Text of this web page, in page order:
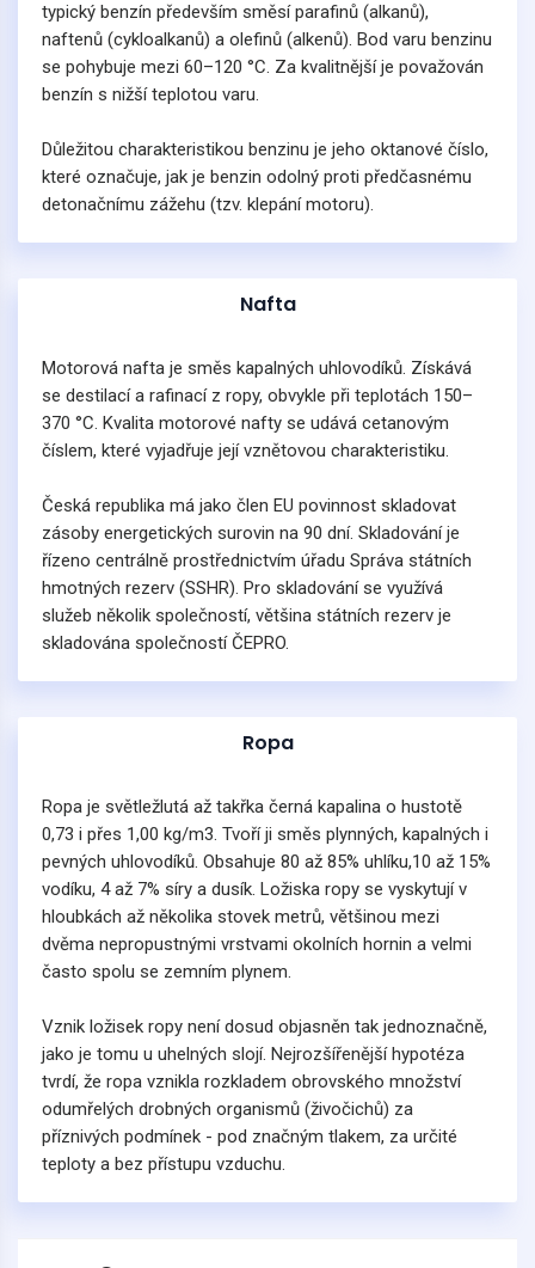
typický benzín především směsí parafinů (alkanů),
naftenů (cykloalkanů) a olefinů (alkenů). Bod varu benzinu
se pohybuje mezi 60–120 °C. Za kvalitnější je považován
benzín s nižší teplotou varu.
Důležitou charakteristikou benzinu je jeho oktanové číslo,
které označuje, jak je benzin odolný proti předčasnému
detonačnímu zážehu (tzv. klepání motoru).
Nafta
Motorová nafta je směs kapalných uhlovodíků. Získává
se destilací a rafinací z ropy, obvykle při teplotách 150–
370 °C. Kvalita motorové nafty se udává cetanovým
číslem, které vyjadřuje její vznětovou charakteristiku.
Česká republika má jako člen EU povinnost skladovat
zásoby energetických surovin na 90 dní. Skladování je
řízeno centrálně prostřednictvím úřadu Správa státních
hmotných rezerv (SSHR). Pro skladování se využívá
služeb několik společností, většina státních rezerv je
skladována společností ČEPRO.
Ropa
Ropa je světležlutá až takřka černá kapalina o hustotě
0,73 i přes 1,00 kg/m3. Tvoří ji směs plynných, kapalných i
pevných uhlovodíků. Obsahuje 80 až 85% uhlíku,10 až 15%
vodíku, 4 až 7% síry a dusík. Ložiska ropy se vyskytují v
hloubkách až několika stovek metrů, většinou mezi
dvěma nepropustnými vrstvami okolních hornin a velmi
často spolu se zemním plynem.
Vznik ložisek ropy není dosud objasněn tak jednoznačně,
jako je tomu u uhelných slojí. Nejrozšířenější hypotéza
tvrdí, že ropa vznikla rozkladem obrovského množství
odumřelých drobných organismů (živočichů) za
příznivých podmínek - pod značným tlakem, za určité
teploty a bez přístupu vzduchu.